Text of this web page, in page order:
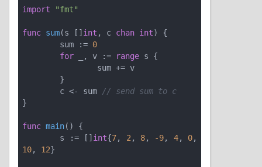
import "fmt"
func sum(s [] int , c chan int)
{
	sum :=
0
for _, v := range s {
	c <- sum
// send sum to c
}
func main()
{
	s := []
int{7, 2 , 8, -9, 4, 0
10, 12}